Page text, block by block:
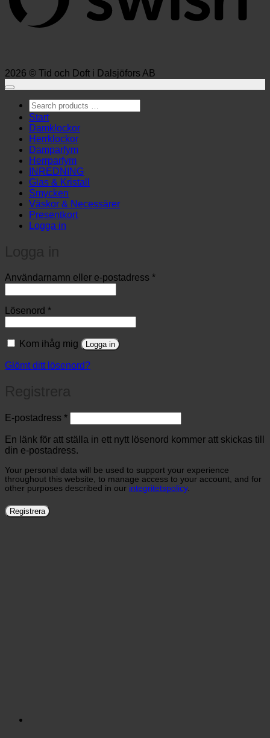
2026 © Tid och Doft i Dalsjöfors AB
Search
products
…
Start
Damklockor
Herrklockor
Damparfym
Herrparfym
INREDNING
Glas & Kristall
Smycken
Väskor & Necessärer
Presentkort
Logga in
Användarnamn eller e-postadress *Obligatoriskt
Lösenord *Obligatoriskt
Kom ihåg mig Logga in
Glömt ditt lösenord?
E-postadress *Obligatoriskt
En länk för att ställa in ett nytt lösenord kommer att skickas till
din e-postadress.
Your personal data will be used to support your experience
throughout this website, to manage access to your account, and for
other purposes described in our integritetspolicy.
Registrera